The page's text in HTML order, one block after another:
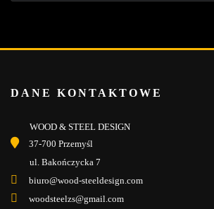
DANE KONTAKTOWE
WOOD & STEEL DESIGN
37-700 Przemyśl
ul. Bakończycka 7
biuro@wood-steeldesign.com
woodsteelzs@gmail.com